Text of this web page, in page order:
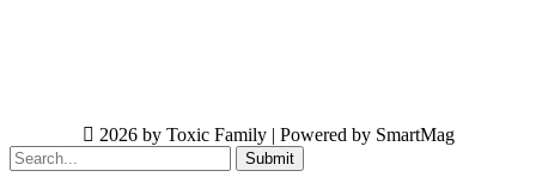
2026 by Toxic Family | Powered by SmartMag
Submit